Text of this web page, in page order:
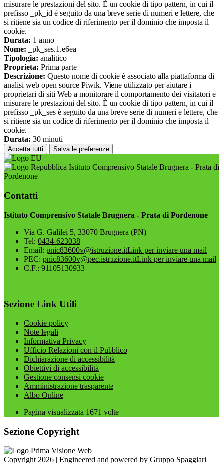
misurare le prestazioni del sito. È un cookie di tipo pattern, in cui il
prefisso _pk_id è seguito da una breve serie di numeri e lettere, che
si ritiene sia un codice di riferimento per il dominio che imposta il
cookie.
Durata: 1 anno
Nome: _pk_ses.1.e6ea
Tipologia: analitico
Proprieta: Prima parte
Descrizione: Questo nome di cookie è associato alla piattaforma di
analisi web open source Piwik. Viene utilizzato per aiutare i
proprietari di siti Web a monitorare il comportamento dei visitatori e
misurare le prestazioni del sito. È un cookie di tipo pattern, in cui il
prefisso _pk_ses è seguito da una breve serie di numeri e lettere, che
si ritiene sia un codice di riferimento per il dominio che imposta il
cookie.
Durata: 30 minuti
Accetta tutti Salva le preferenze
Istituto Comprensivo Statale Brugnera - Prata di
Pordenone
Contatti
Istituto Comprensivo Statale Brugnera - Prata di Pordenone
Via G. Galilei 5, 33070 Brugnera (PN)
Tel: 0434-623038
Email: pnic83600v@istruzione.itLink per inviare una mail
PEC: pnic83600v@pec.istruzione.itLink per inviare una mail
C.F.: 91105130933
Sezione Link Utili
Cookie policy
Note legali
Informativa Privacy
Ufficio Relazioni con il Pubblico
Dichiarazione di accessibilità
Obiettivi di accessibilità
Gestione consensi cookie
Amministrazione trasparente
Albo Online
Pagina visualizzata 1671 volte
Sezione Copyright
Copyright 2026 | Engineered and powered by Gruppo Spaggiari